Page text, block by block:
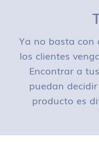
Ya no basta con
los clientes
Encontrar a
puedan
producto es